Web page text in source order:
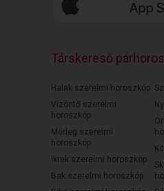
Társkereső
Halak szerelmi horoszkóp
Vízöntő szerelmi
horoszkóp
Mérleg szerelmi
horoszkóp
Ikrek szerelmi horoszkóp
Bak szerelmi horoszkóp